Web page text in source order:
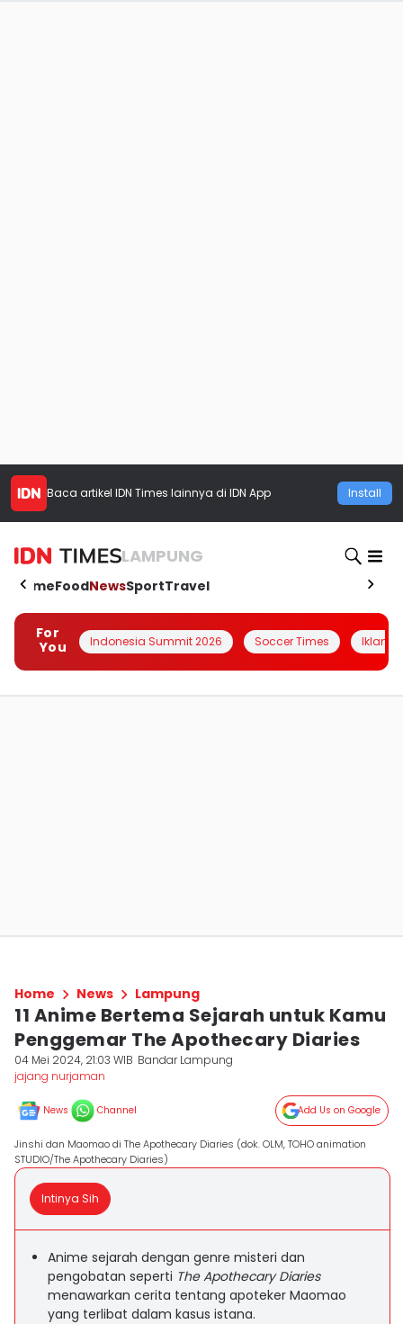
Baca artikel IDN Times lainnya di IDN App Install
LAMPUNG
HomeFoodNewsSportTravel
For
You
Indonesia Summit 2026 Soccer Times Iklanin
Home News Lampung
11 Anime Bertema Sejarah untuk Kamu
Penggemar The Apothecary Diaries
04 Mei 2024, 21:03 WIB Bandar Lampung
jajang nurjaman
News Channel Add Us on Google
Jinshi dan Maomao di The Apothecary Diaries (dok. OLM, TOHO animation
STUDIO/The Apothecary Diaries)
Intinya Sih
Anime sejarah dengan genre misteri dan
pengobatan seperti The Apothecary Diaries
menawarkan cerita tentang apoteker Maomao
yang terlibat dalam kasus istana.